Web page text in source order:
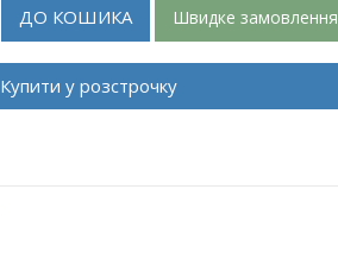
ДО КОШИКА Швидке замовлення
Купити у розстрочку